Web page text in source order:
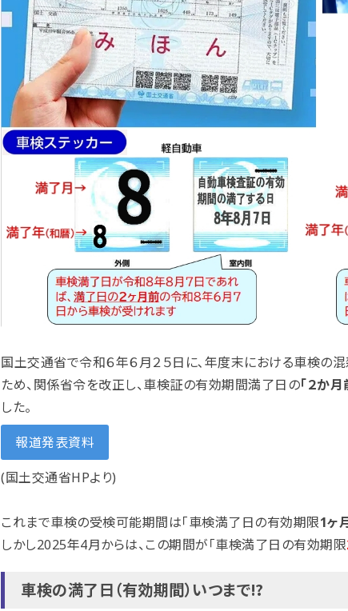
国土交通省で令和６年６月２５日に､年度末における車検の
ため、関係省令を改正し、車検証の有効期間満了日の「２か月
した。
報道発表資料
(国土交通省HPより)
これまで車検の受検可能期間は「車検満了日の有効期限1ヶ
しかし2025年4月からは、この期間が「車検満了日の有効期限
車検の満了日（有効期間）いつまで⁉